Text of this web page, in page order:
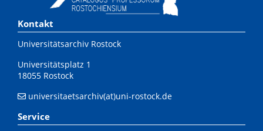
Kontakt
Universitätsarchiv Rostock
Universitätsplatz 1
18055 Rostock
universitaetsarchiv(at)uni-rostock.de
Service